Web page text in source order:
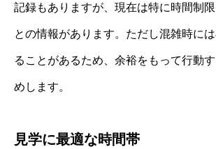
記録もありますが、現在は特に時間制
との情報があります。ただし混雑時に
ることがあるため、余裕をもって行動
めします。
見学に最適な時間帯